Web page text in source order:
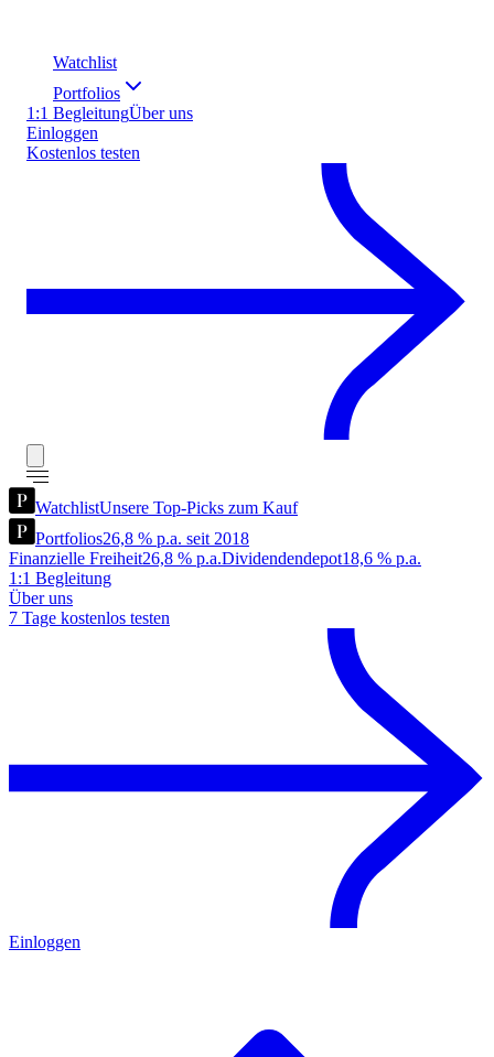
Watchlist
Portfolios
1:1 BegleitungÜber uns
Einloggen
Kostenlos testen
WatchlistUnsere Top-Picks zum Kauf
Portfolios26,8 % p.a. seit 2018
Finanzielle Freiheit26,8 % p.a.Dividendendepot18,6 % p.a.
1:1 Begleitung
Über uns
7 Tage kostenlos testen
Einloggen